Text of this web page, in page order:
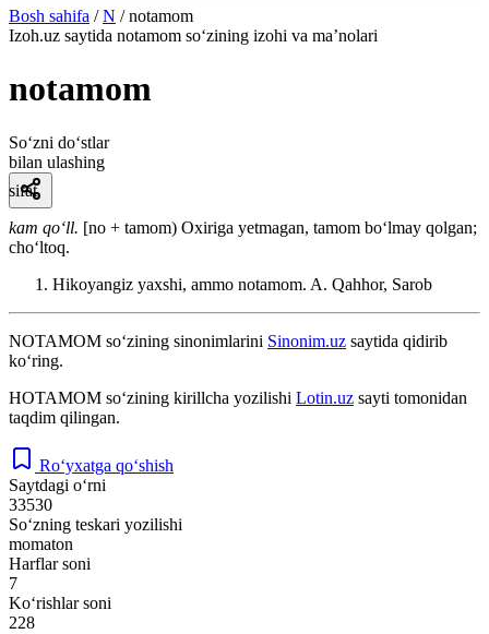
Bosh sahifa / N / notamom
Izoh.uz saytida notamom so‘zining izohi va ma’nolari
notamom
So‘zni do‘stlar
bilan ulashing
sifat
kam qoʻll. [no + tamom) Oxiriga yetmagan, tamom boʻlmay qolgan;
choʻltoq.
Hikoyangiz yaxshi, ammo notamom. A. Qahhor, Sarob
NOTAMOM so‘zining sinonimlarini Sinonim.uz saytida qidirib
ko‘ring.
НОТАМОМ so‘zining kirillcha yozilishi Lotin.uz sayti tomonidan
taqdim qilingan.
Ro‘yxatga qo‘shish
Saytdagi o‘rni
33530
So‘zning teskari yozilishi
momaton
Harflar soni
7
Ko‘rishlar soni
228